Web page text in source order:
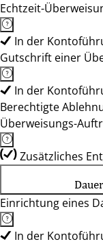
Echtzeit-
In der
Gutschrift einer
In der
Berechtigte
Überweisungs-
Zusätzliches
Einrichtung eines
In der